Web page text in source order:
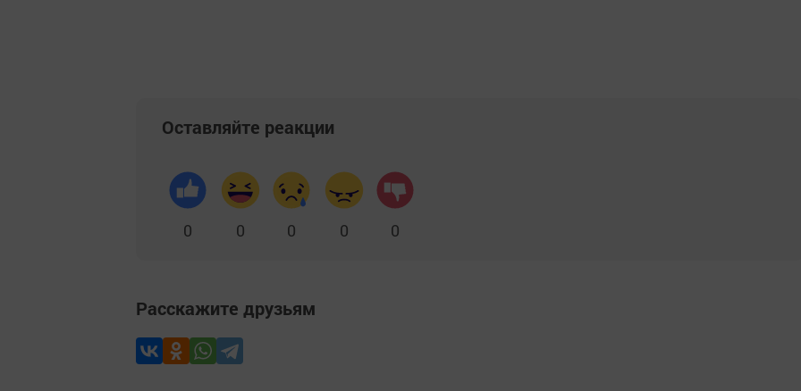
Оставляйте реакции
0 0 0 0 0
Расскажите друзьям